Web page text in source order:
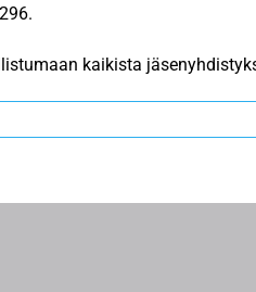
kaikista